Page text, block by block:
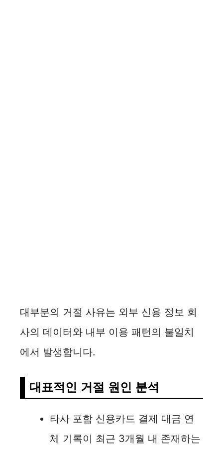
대부분의 거절 사유는 외부 신용 정보 회
사의 데이터와 내부 이용 패턴의 불일치
에서 발생합니다.
대표적인 거절 원인 분석
타사 포함 신용카드 결제 대금 연
체 기록이 최근 3개월 내 존재하는